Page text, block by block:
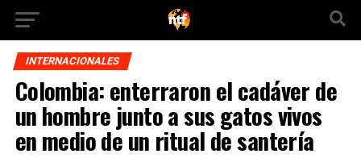
INTERNACIONALES
Colombia: enterraron el cadáver de
un hombre junto a sus gatos vivos
en medio de un ritual de santería